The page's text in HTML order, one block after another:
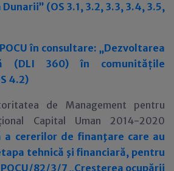
(OS 3.1, 3.2, 3.3, 3.4, 3.5,
în consultare: „Dezvoltarea
(DLI 360) în comunitățile
4.2)
de Management pentru
Capital Uman 2014-2020
a cererilor de finanţare care au
tehnică şi financiară, pentru
82/3/7 „Creşterea ocupării